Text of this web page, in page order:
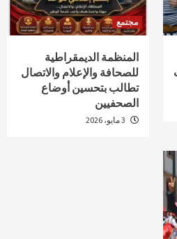
مجتمع
المنظمة الديمقراطية
للصحافة والإعلام والاتصال
تطالب بتحسين أوضاع
الصحفيين